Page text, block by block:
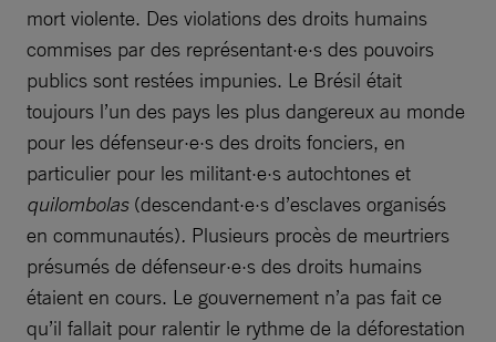
mort violente. Des violations des droits humains
commises par des représentant·e·s des pouvoirs
publics sont restées impunies. Le Brésil était
toujours l’un des pays les plus dangereux au monde
pour les défenseur·e·s des droits fonciers, en
particulier pour les militant·e·s autochtones et
quilombolas(descendant·e·s d’esclaves organisés
en communautés). Plusieurs procès de meurtriers
présumés de défenseur·e·s des droits humains
étaient en cours. Le gouvernement n’a pas fait ce
qu’il fallait pour ralentir le rythme de la déforestation